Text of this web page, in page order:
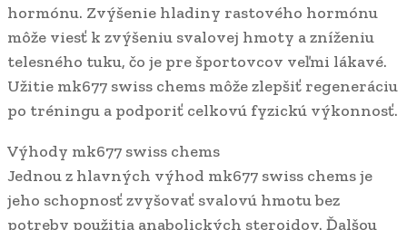
hormónu. Zvýšenie hladiny rastového hormónu
môže viesť k zvýšeniu svalovej hmoty a zníženiu
telesného tuku, čo je pre športovcov veľmi lákavé.
Užitie mk677 swiss chems môže zlepšiť regeneráciu
po tréningu a podporiť celkovú fyzickú výkonnosť.
Výhody mk677 swiss chems
Jednou z hlavných výhod mk677 swiss chems je
jeho schopnosť zvyšovať svalovú hmotu bez
potreby použitia anabolických steroidov. Ďalšou